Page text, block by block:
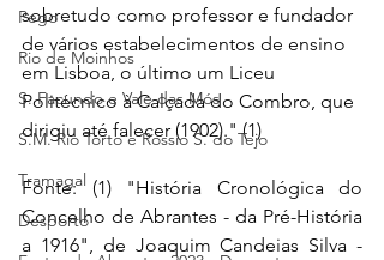
Pego
Rio de Moinhos
S. Facundo e Vale das Mós
S.M. Rio Torto e Rossio S. do Tejo
Tramagal
Desporto
sobretudo como professor e fundador
de vários estabelecimentos de ensino
em Lisboa, o último um Liceu
Politécnico à Calçada do Combro, que
dirigiu até falecer (1902)." (1)
Fonte: (1) "História Cronológica do
Concelho de Abrantes - da Pré-História
a 1916", de Joaquim Candeias Silva -